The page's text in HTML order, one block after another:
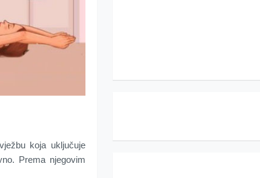
koja uključuje
Prema njegovim